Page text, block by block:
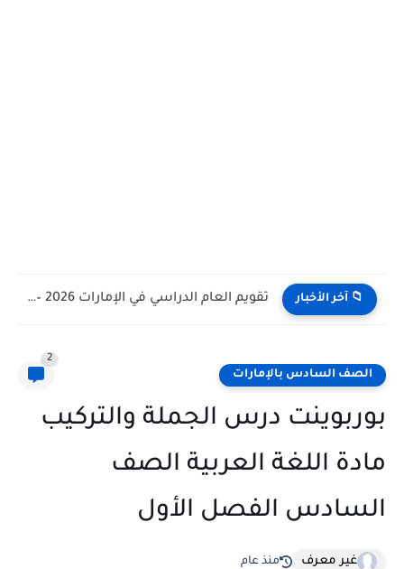
📁 آخر الأخبار تقويم العام الدراسي في الإمارات 2026 – 2027 - مواعيد...
الصف السادس بالإمارات
2
بوربوينت درس الجملة والتركيب
مادة اللغة العربية الصف
السادس الفصل الأول
غير معرف منذ عام